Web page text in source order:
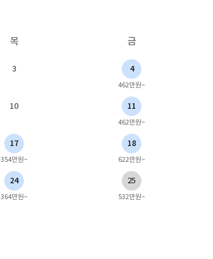
목 금
3 4
462만원~
10 11
462만원~
17
354만원~
18
622만원~
24
364만원~
25
532만원~